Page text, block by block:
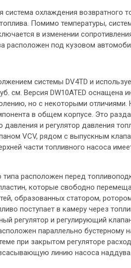
охлаждения возвратного
Помимо температуры,
в изменении
расположен под кузовом
системы DV4TD и
см. Версия DW10ATED оснащена
но с некоторыми
в общем корпусе. Это
и регулятор давления
VCV, рядом с выпускным
части топливного насоса
типа расположен перед
которые свободно
образованных статором,
поступает в камеру через
регулятор и регулирующий
параллельно бустерному
при закрытом регуляторе
линию насоса наддува.